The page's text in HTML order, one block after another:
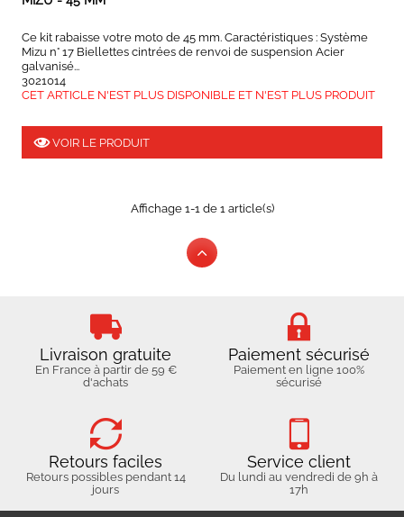
Ce kit rabaisse votre moto de 45 mm. Caractéristiques : Système
Mizu n° 17 Biellettes cintrées de renvoi de suspension Acier
galvanisé...
3021014
CET ARTICLE N'EST PLUS DISPONIBLE ET N'EST PLUS PRODUIT
VOIR LE PRODUIT
Affichage 1-1 de 1 article(s)
Livraison gratuite
En France à partir de 59 €
d'achats
Paiement sécurisé
Paiement en ligne 100%
sécurisé
Retours faciles
Retours possibles pendant 14
jours
Service client
Du lundi au vendredi de 9h à
17h